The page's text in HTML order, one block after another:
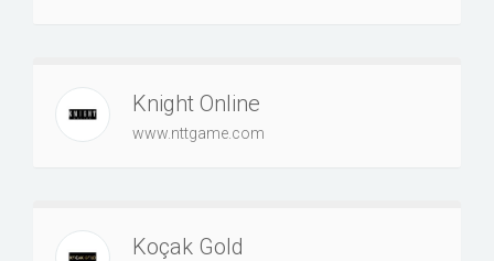
Knight Online
www.nttgame.com
Koçak Gold